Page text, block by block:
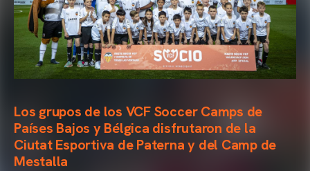
Los grupos de los VCF Soccer Camps de
Países Bajos y Bélgica disfrutaron de la
Ciutat Esportiva de Paterna y del Camp de
Mestalla